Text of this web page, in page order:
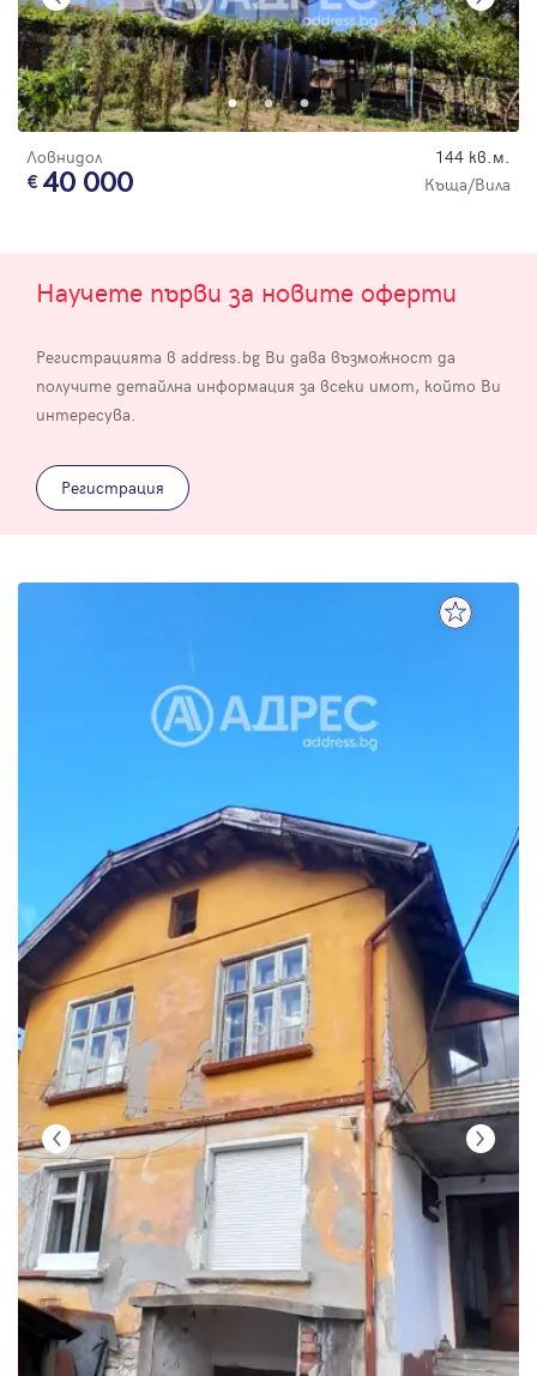
Ловнидол 144 кв.м.
40 000 Къща/Вила
Научете първи за новите оферти
Регистрацията в address.bg Ви дава възможност да
получите детайлна информация за всеки имот, който Ви
интересува.
Регистрация